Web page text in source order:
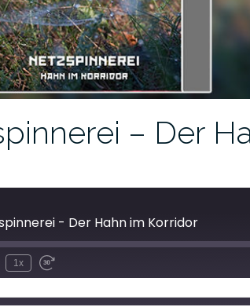
– Der
- Der Hahn im Korridor
1x